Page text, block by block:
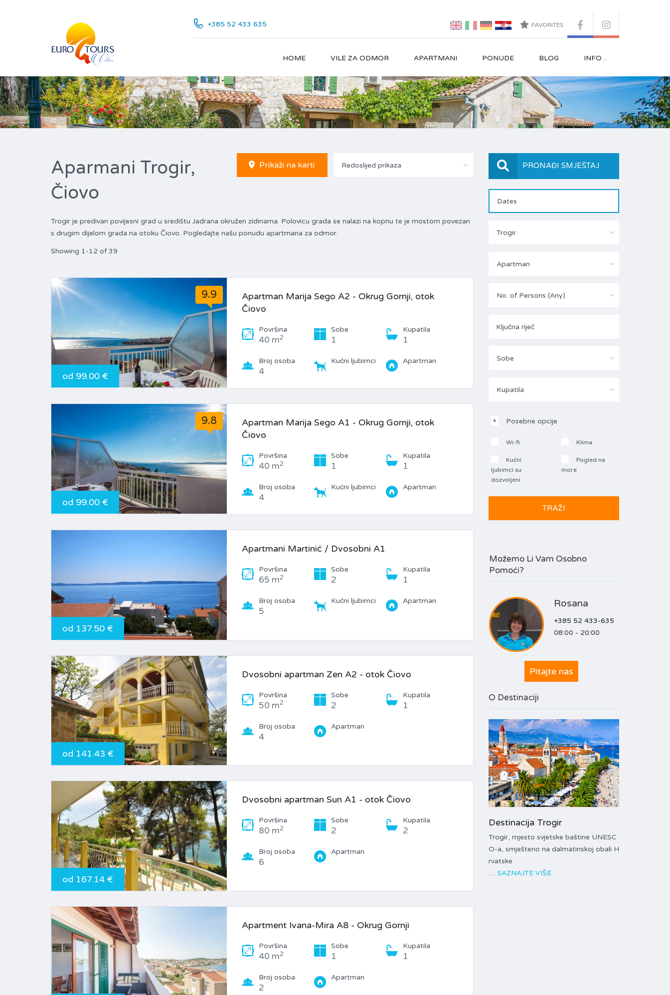
FAVORITES
+385 52 433 635
HOME VILE ZA ODMOR APARTMANI PONUDE BLOG INFO ..
Aparmani Trogir,
Čiovo
Prikaži na karti Redoslijed prikaza
Trogir je predivan povijesni grad u središtu Jadrana okružen zidinama. Polovicu grada se nalazi na kopnu te je mostom povezan
s drugim dijelom grada na otoku Čiovo. Pogledajte našu ponudu apartmana za odmor.
Showing 1-12 of 39
9.9
od 99.00 €
Apartman Marija Sego A2 - Okrug Gornji, otok
Čiovo
Površina
40 m2
Sobe
1
Kupatila
1
Broj osoba
4
Kućni ljubimci Apartman
9.8
od 99.00 €
Apartman Marija Sego A1 - Okrug Gornji, otok
Čiovo
Površina
40 m2
Sobe
1
Kupatila
1
Broj osoba
4
Kućni ljubimci Apartman
od 137.50 €
Apartmani Martinić / Dvosobni A1
Površina
65 m2
Sobe
2
Kupatila
1
Broj osoba
5
Kućni ljubimci Apartman
od 141.43 €
Dvosobni apartman Zen A2 - otok Čiovo
Površina
50 m2
Sobe
2
Kupatila
1
Broj osoba
4
Apartman
od 167.14 €
Dvosobni apartman Sun A1 - otok Čiovo
Površina
80 m2
Sobe
2
Kupatila
2
Broj osoba
6
Apartman
Apartment Ivana-Mira A8 - Okrug Gornji
Površina
40 m2
Sobe
1
Kupatila
1
Broj osoba
2
Apartman
PRONAĐI SMJEŠTAJ
Trogir
Apartman
No. of Persons (Any)
Sobe
Kupatila
Posebne opcije
Wi-fi Klima
Kućni
ljubimci su
dozvoljeni
Pogled na
more
Možemo Li Vam Osobno
Pomoći?
Rosana
+385 52 433-635
08:00 - 20:00
Pitajte nas
O Destinaciji
Destinacija Trogir
Trogir, mjesto svjetske baštine UNESC
O-a, smješteno na dalmatinskoj obali H
rvatske
… SAZNAJTE VIŠE